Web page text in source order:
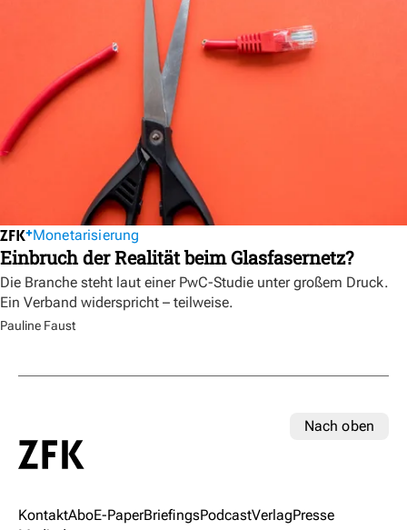
Monetarisierung
Einbruch der Realität beim Glasfasernetz?
Die Branche steht laut einer PwC-Studie unter großem Druck.
Ein Verband widerspricht – teilweise.
Pauline Faust
Nach oben
KontaktAboE-PaperBriefingsPodcastVerlagPresse